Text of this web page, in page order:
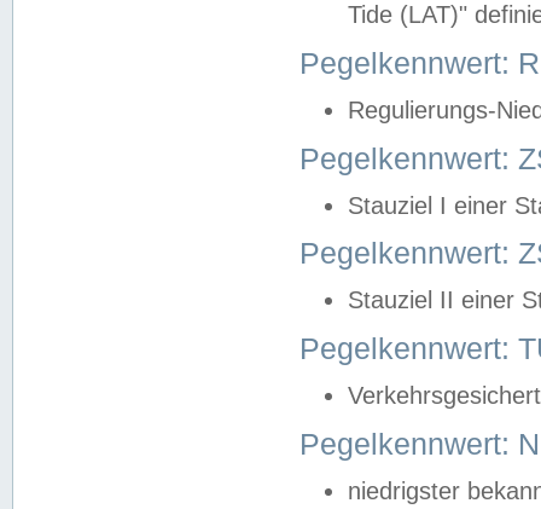
Tide (LAT)"
Pegelkennwert:
Regulierungs-
Pegelkennwert:
Stauziel I einer
Pegelkennwert:
Stauziel II einer
Pegelkennwert:
Pegelkennwert:
niedrigster